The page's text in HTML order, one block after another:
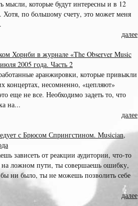
мысли, которые будут интересны и в 12
по большому счету, это может меня
далее
Хорнби в журнале «The Observer Music
2005 года. Часть 2
аранжировки, которые привыкли
концертах, несомненно, «цепляют»
еще не все. Необходимо задеть то, что
на...
далее
с Брюсом Спрингстином. Musician,
зависеть от реакции аудитории, что-то
на ложном пути, ты совершаешь ошибку,
ни было, ты не можешь позволить себе
далее